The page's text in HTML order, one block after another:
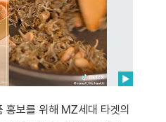
홍보를 위해 MZ세대 타겟의